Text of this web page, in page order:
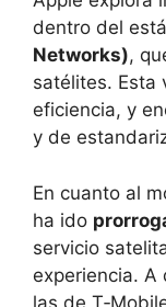
dentro del
Networks),
satélites. Esta
eficiencia, y
y de
En cuanto al
ha ido
servicio
experiencia. A
las de